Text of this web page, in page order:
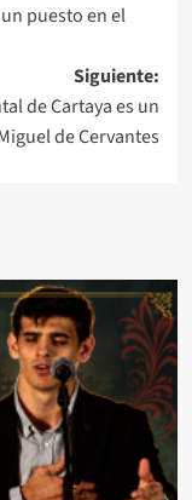
puesto en el
Siguiente:
de Cartaya es un
de Cervantes